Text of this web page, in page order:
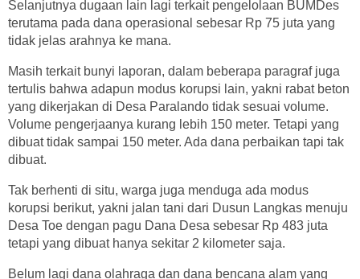
Selanjutnya dugaan lain lagi terkait pengelolaan BUMDes
terutama pada dana operasional sebesar Rp 75 juta yang
tidak jelas arahnya ke mana.
Masih terkait bunyi laporan, dalam beberapa paragraf juga
tertulis bahwa adapun modus korupsi lain, yakni rabat beton
yang dikerjakan di Desa Paralando tidak sesuai volume.
Volume pengerjaanya kurang lebih 150 meter. Tetapi yang
dibuat tidak sampai 150 meter. Ada dana perbaikan tapi tak
dibuat.
Tak berhenti di situ, warga juga menduga ada modus
korupsi berikut, yakni jalan tani dari Dusun Langkas menuju
Desa Toe dengan pagu Dana Desa sebesar Rp 483 juta
tetapi yang dibuat hanya sekitar 2 kilometer saja.
Belum lagi dana olahraga dan dana bencana alam yang